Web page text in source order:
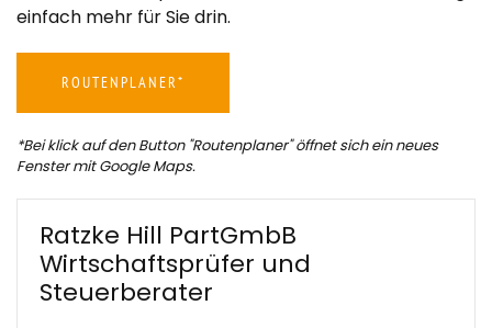
einfach mehr für Sie drin.
ROUTENPLANER*
*Bei klick auf den Button "Routenplaner" öffnet sich ein neues
Fenster mit Google Maps.
Ratzke Hill PartGmbB
Wirtschaftsprüfer und
Steuerberater